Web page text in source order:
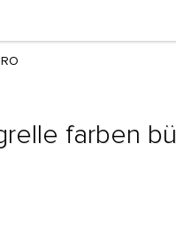
farben